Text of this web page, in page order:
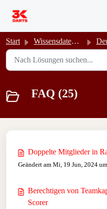
Start Wissensdatenbank
FAQ (25)
Doppelte Mitglieder in
Geändert am Mi, 19 Jun, 2024
Berechtigen von
Scorer